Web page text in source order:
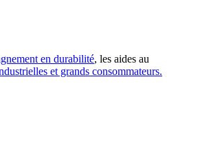
en durabilité, les aides au
et grands consommateurs.